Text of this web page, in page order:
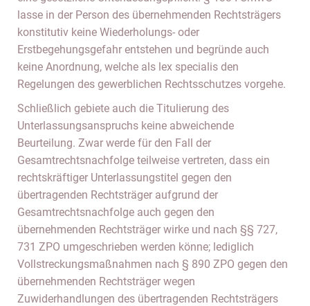
lasse in der Person des übernehmenden Rechtsträgers
konstitutiv keine Wiederholungs- oder
Erstbegehungsgefahr entstehen und begründe auch
keine Anordnung, welche als lex specialis den
Regelungen des gewerblichen Rechtsschutzes vorgehe.
Schließlich gebiete auch die Titulierung des
Unterlassungsanspruchs keine abweichende
Beurteilung. Zwar werde für den Fall der
Gesamtrechtsnachfolge teilweise vertreten, dass ein
rechtskräftiger Unterlassungstitel gegen den
übertragenden Rechtsträger aufgrund der
Gesamtrechtsnachfolge auch gegen den
übernehmenden Rechtsträger wirke und nach §§ 727,
731 ZPO umgeschrieben werden könne; lediglich
Vollstreckungsmaßnahmen nach § 890 ZPO gegen den
übernehmenden Rechtsträger wegen
Zuwiderhandlungen des übertragenden Rechtsträgers